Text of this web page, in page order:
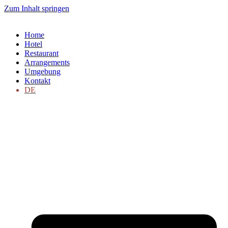
Zum Inhalt springen
Home
Hotel
Restaurant
Arrangements
Umgebung
Kontakt
DE